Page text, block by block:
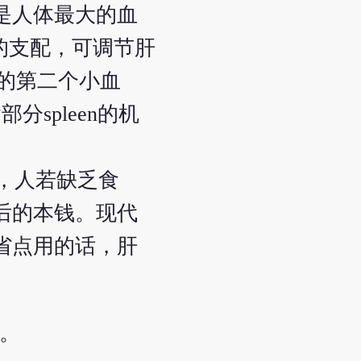
人体最大的血
支配，可调节肝
第二个小血
分spleen的机
人若缺乏食
的本钱。现代
点用的话，肝